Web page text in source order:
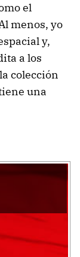
el
menos, yo
y,
a los
colección
una